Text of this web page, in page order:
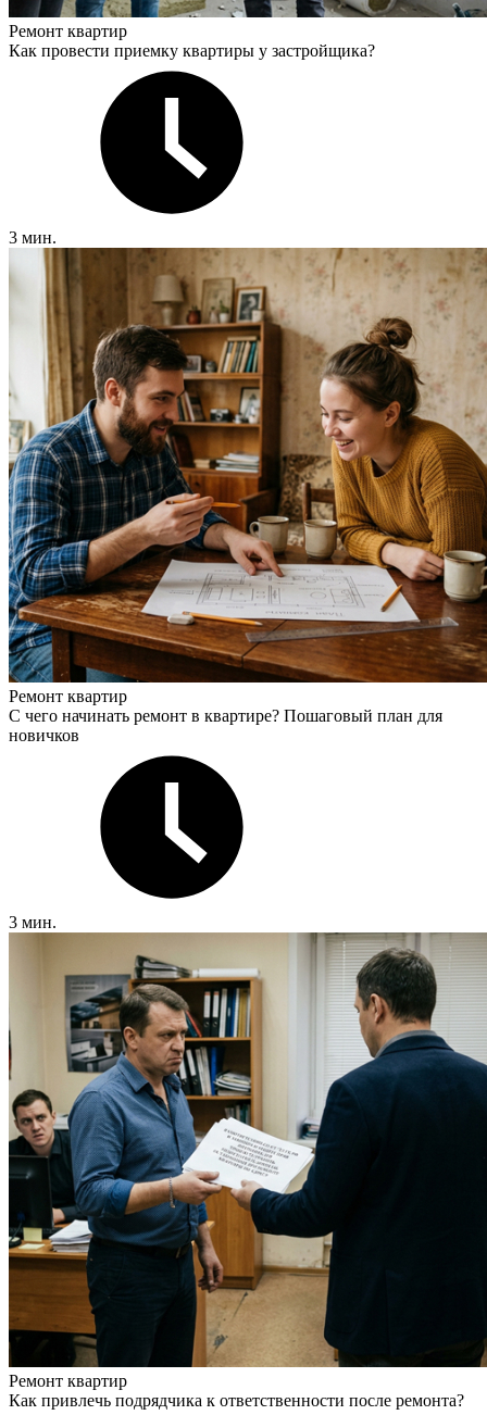
Ремонт квартир
Как провести приемку квартиры у застройщика?
3 мин.
Ремонт квартир
С чего начинать ремонт в квартире? Пошаговый план для
новичков
3 мин.
Ремонт квартир
Как привлечь подрядчика к ответственности после ремонта?